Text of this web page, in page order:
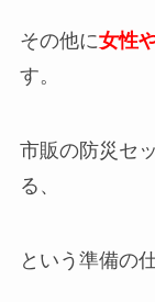
その他に女性
す。
市販の防災セ
る、
という準備の